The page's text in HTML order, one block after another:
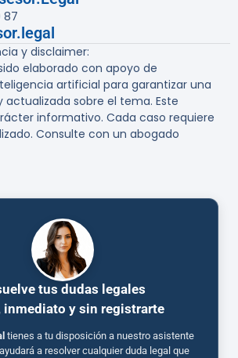
87
y disclaimer:
elaborado con apoyo de
artificial para garantizar una
actualizada sobre el tema. Este
informativo. Cada caso requiere
Consulte con un abogado
tus dudas legales
inmediato y sin registrarte
tienes a tu disposición a nuestro asistente
a resolver cualquier duda legal que